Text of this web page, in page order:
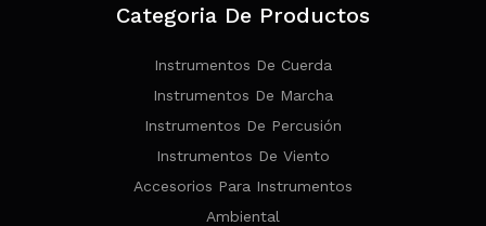
Categoria De Productos
Instrumentos De Cuerda
Instrumentos De Marcha
Instrumentos De Percusión
Instrumentos De Viento
Accesorios Para Instrumentos
Ambiental